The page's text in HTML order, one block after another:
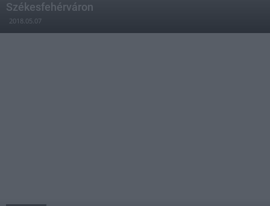
Székesfehérváron
2018.05.07